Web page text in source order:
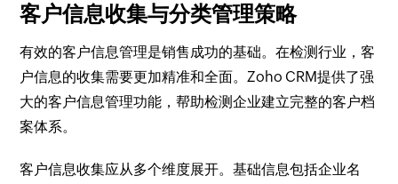
客户信息收集与分类管理策略
有效的客户信息管理是销售成功的基础。在检测行业，客
户信息的收集需要更加精准和全面。Zoho CRM提供了强
大的客户信息管理功能，帮助检测企业建立完整的客户档
案体系。
客户信息收集应从多个维度展开。基础信息包括企业名